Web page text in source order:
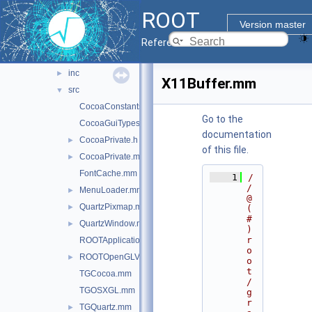
ROOT
Version master
Reference Guide
► geom
▼ graf2d
► asimage
▼ cocoa
► inc
▼
src
CocoaConstants.mm
CocoaGuiTypes.mm
► CocoaPrivate.h
►
CocoaPrivate.mm
FontCache.mm
► MenuLoader.mm
► QuartzPixmap.mm
►
QuartzWindow.mm
ROOTApplicationDelegate.mm
►
ROOTOpenGLView.mm
TGCocoa.mm
TGOSXGL.mm
► TGQuartz.mm
X11Buffer.mm
Go to the
documentation
of this file.
    1
/
/
@
(
#
)
r
o
o
t
/
g
r